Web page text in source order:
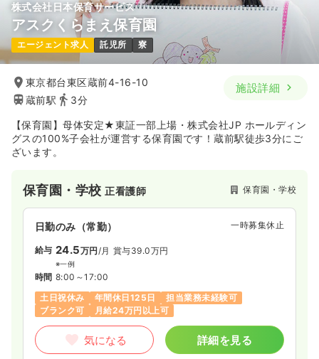
株式会社日本保育サービス
アスクくらまえ保育園
エージェント求人 託児所 寮
東京都台東区蔵前4-16-10
蔵前駅
3分
施設詳細
【保育園】母体安定★東証一部上場・株式会社JP ホールディン
グスの100%子会社が運営する保育園です！蔵前駅徒歩3分にご
ざいます。
保育園・学校正看護師 保育園・学校
日勤のみ（常勤） 一時募集休止
給与 24.5万円 /月 賞与39.0万円
※一例
時間 8:00～17:00
土日祝休み
年間休日125日
担当業務未経験可
ブランク可
月給24万円以上可
気になる 詳細を見る